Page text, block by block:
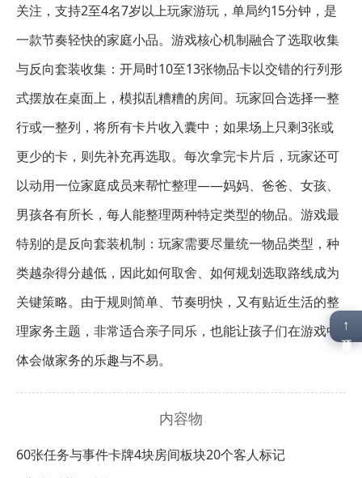
关注，支持2至4名7岁以上玩家游玩，单局约15分钟，是
一款节奏轻快的家庭小品。游戏核心机制融合了选取收集
与反向套装收集：开局时10至13张物品卡以交错的行列形
式摆放在桌面上，模拟乱糟糟的房间。玩家回合选择一整
行或一整列，将所有卡片收入囊中；如果场上只剩3张或
更少的卡，则先补充再选取。每次拿完卡片后，玩家还可
以动用一位家庭成员来帮忙整理——妈妈、爸爸、女孩、
男孩各有所长，每人能整理两种特定类型的物品。游戏最
特别的是反向套装机制：玩家需要尽量统一物品类型，种
类越杂得分越低，因此如何取舍、如何规划选取路线成为
关键策略。由于规则简单、节奏明快，又有贴近生活的整
理家务主题，非常适合亲子同乐，也能让孩子们在游戏中
体会做家务的乐趣与不易。
内容物
60张任务与事件卡牌4块房间板块20个客人标记
↑